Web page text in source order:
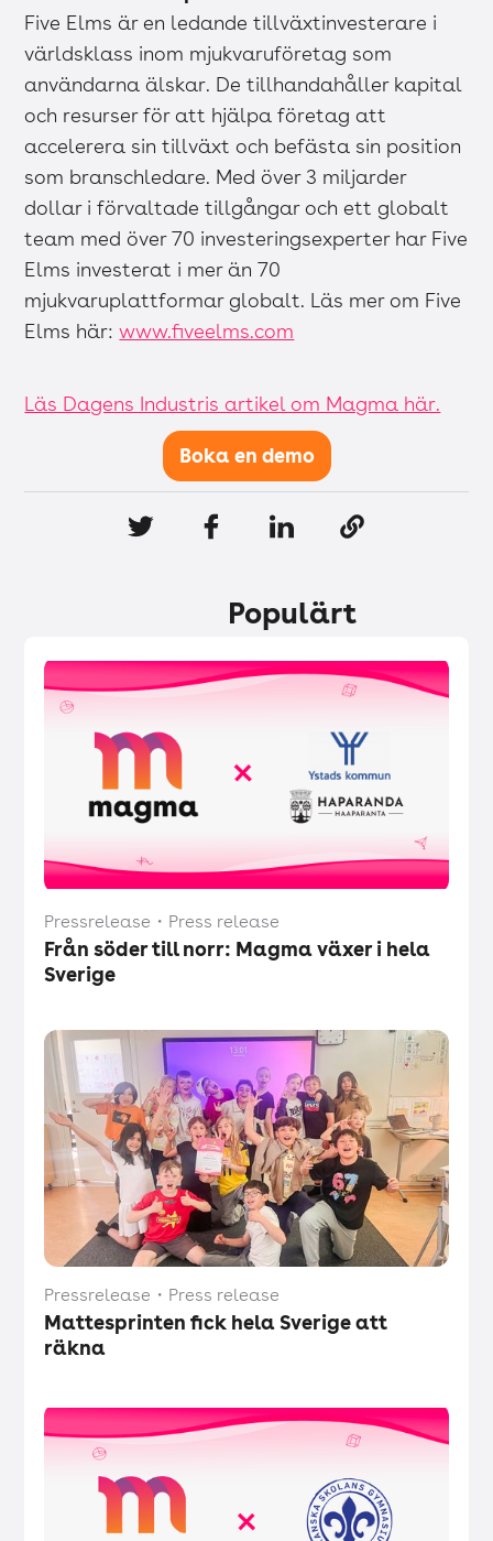
Five Elms är en ledande tillväxtinvesterare i
världsklass inom mjukvaruföretag som
användarna älskar. De tillhandahåller kapital
och resurser för att hjälpa företag att
accelerera sin tillväxt och befästa sin position
som branschledare. Med över 3 miljarder
dollar i förvaltade tillgångar och ett globalt
team med över 70 investeringsexperter har Five
Elms investerat i mer än 70
mjukvaruplattformar globalt. Läs mer om Five
Elms här:www.fiveelms.com
Läs Dagens Industris artikel om Magma här.
Boka en demo
Populärt
Pressrelease ・ Press release
Från söder till norr: Magma växer i hela
Sverige
Pressrelease ・ Press release
Mattesprinten fick hela Sverige att
räkna